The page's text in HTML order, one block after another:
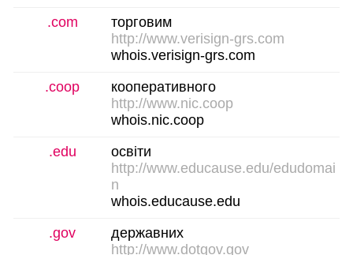
.com
торговим
http://www.verisign-grs.com
whois.verisign-grs.com
.coop
кооперативного
http://www.nic.coop
whois.nic.coop
.edu
освіти
http://www.educause.edu/edudomai
n
whois.educause.edu
.gov
державних
http://www.dotgov.gov